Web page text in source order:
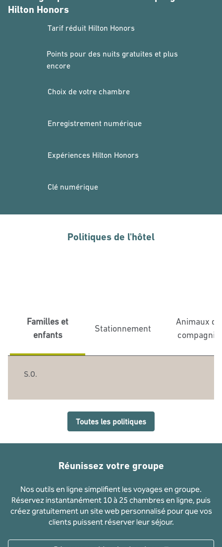
Hilton Honors
Tarif réduit Hilton Honors
Points pour des nuits gratuites et plus
encore
Choix de votre chambre
Enregistrement numérique
Expériences Hilton Honors
Clé numérique
Politiques de l'hôtel
Familles et
enfants
Stationnement
Animaux de
compagnie
S.O.
Toutes les politiques
Réunissez votre groupe
Nos outils en ligne simplifient les voyages en groupe.
Réservez instantanément 10 à 25 chambres en ligne, puis
créez gratuitement un site web personnalisé pour que vos
clients puissent réserver leur séjour.